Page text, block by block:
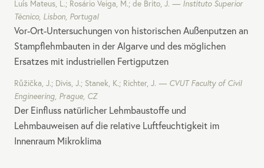
Luís Mateus, L.; Rosário Veiga, M.; de Brito, J.
Instituto Superior
Técnico, Lisbon, Portugal
Vor-Ort-Untersuchungen von historischen Außenputzen an
Stampflehmbauten in der Algarve und des möglichen
Ersatzes mit industriellen Fertigputzen
Růžička, J.; Divis, J.; Stanek, K.; Richter, J. CVUTFaculty of Civil
Engineering, Prague, CZ
Der Einfluss natürlicher Lehmbaustoffe und
Lehmbauweisen auf die relative Luftfeuchtigkeit im
Innenraum Mikroklima